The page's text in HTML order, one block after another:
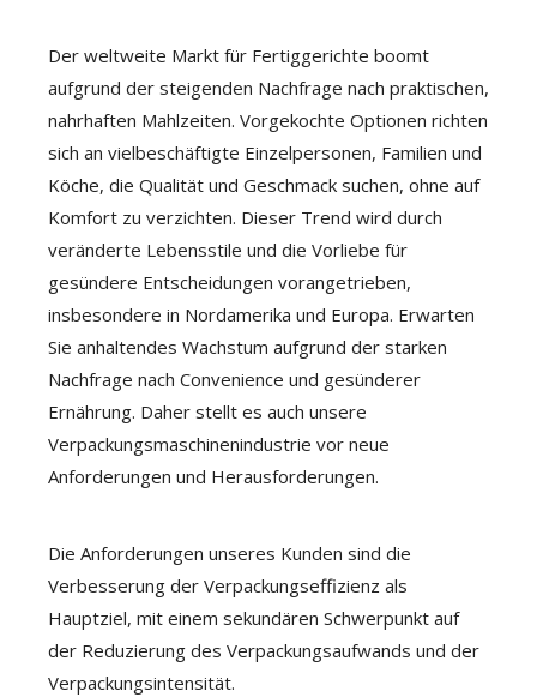
Der weltweite Markt für Fertiggerichte boomt
aufgrund der steigenden Nachfrage nach praktischen,
nahrhaften Mahlzeiten. Vorgekochte Optionen richten
sich an vielbeschäftigte Einzelpersonen, Familien und
Köche, die Qualität und Geschmack suchen, ohne auf
Komfort zu verzichten. Dieser Trend wird durch
veränderte Lebensstile und die Vorliebe für
gesündere Entscheidungen vorangetrieben,
insbesondere in Nordamerika und Europa. Erwarten
Sie anhaltendes Wachstum aufgrund der starken
Nachfrage nach Convenience und gesünderer
Ernährung. Daher stellt es auch unsere
Verpackungsmaschinenindustrie vor neue
Anforderungen und Herausforderungen.
Die Anforderungen unseres Kunden sind die
Verbesserung der Verpackungseffizienz als
Hauptziel, mit einem sekundären Schwerpunkt auf
der Reduzierung des Verpackungsaufwands und der
Verpackungsintensität.